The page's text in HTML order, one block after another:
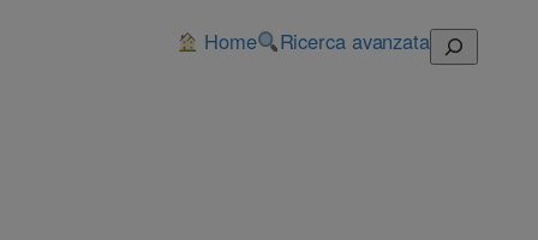
Home Ricerca avanzata Cerca